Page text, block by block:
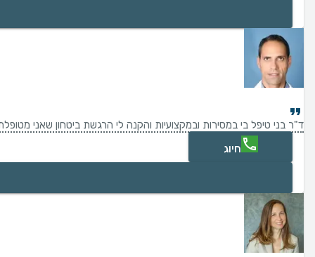
ד"ר בני טיפל בי במסירות ובמקצועיות והקנה לי הרגשת ביטחון שאני
חיוג